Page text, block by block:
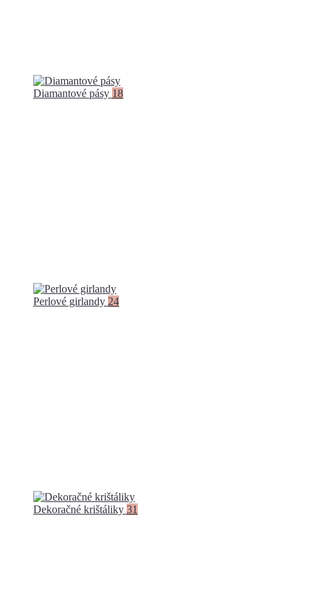
Diamantové pásy 18
Perlové girlandy 24
Dekoračné krištáliky 31